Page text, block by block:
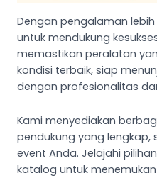
Dengan pengalaman
untuk mendukung
memastikan peralatan
kondisi terbaik, siap
dengan profesionalitas
Kami menyediakan
pendukung yang lengkap,
event Anda. Jelajahi
katalog untuk